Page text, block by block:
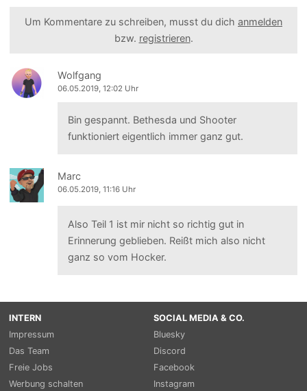
Um Kommentare zu schreiben, musst du dich anmelden
bzw. registrieren.
Wolfgang
06.05.2019, 12:02 Uhr
Bin gespannt. Bethesda und Shooter
funktioniert eigentlich immer ganz gut.
Marc
06.05.2019, 11:16 Uhr
Also Teil 1 ist mir nicht so richtig gut in
Erinnerung geblieben. Reißt mich also nicht
ganz so vom Hocker.
INTERN
Impressum
Das Team
Freie Jobs
Werbung schalten
SOCIAL MEDIA & CO.
Bluesky
Discord
Facebook
Instagram